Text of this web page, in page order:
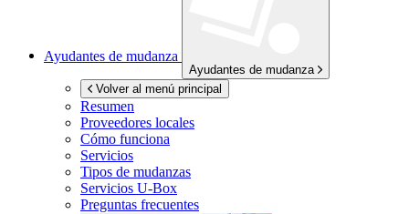
Ayudantes de mudanza
Ayudantes de mudanza
Volver al menú principal
Resumen
Proveedores locales
Cómo funciona
Servicios
Tipos de mudanzas
Servicios U-Box
Preguntas frecuentes